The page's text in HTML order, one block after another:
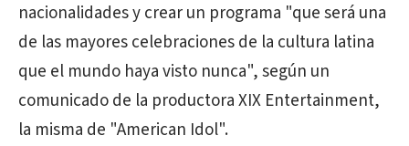
nacionalidades y crear un programa "que será una
de las mayores celebraciones de la cultura latina
que el mundo haya visto nunca", según un
comunicado de la productora XIX Entertainment,
la misma de "American Idol".